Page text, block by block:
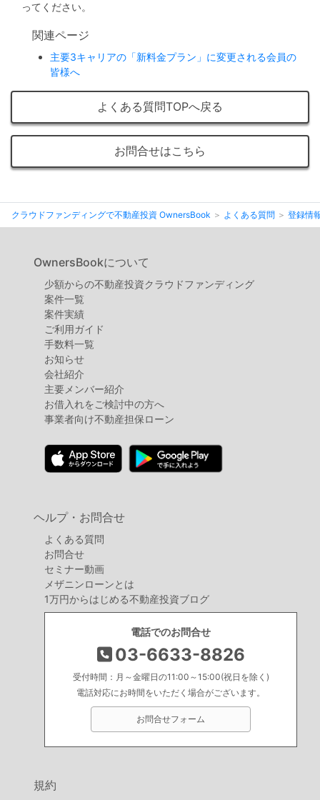
ってください。
関連ページ
主要3キャリアの「新料金プラン」に変更される会員の
皆様へ
よくある質問TOPへ戻る
お問合せはこちら
クラウドファンディングで不動産投資 OwnersBook よくある質問 登録情
OwnersBookについて
少額からの不動産投資クラウドファンディング
案件⼀覧
案件実績
ご利用ガイド
手数料一覧
お知らせ
会社紹介
主要メンバー紹介
お借入れをご検討中の方へ
事業者向け不動産担保ローン
ヘルプ・お問合せ
よくある質問
お問合せ
セミナー動画
メザニンローンとは
1万円からはじめる不動産投資ブログ
電話でのお問合せ
03-6633-8826
受付時間：月～金曜日の11:00～15:00(祝日を除く)
電話対応にお時間をいただく場合がございます。
お問合せフォーム
規約